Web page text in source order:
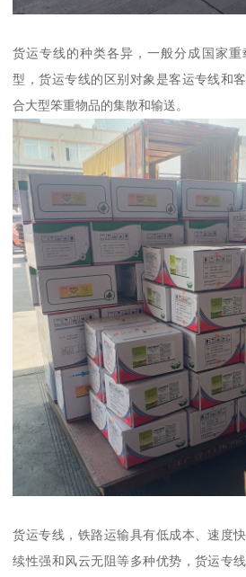
货运专线的种类各异，一般分成国家
型，货运专线的区别对象是客运专线和
合大型笨重物品的集散和输送。
货运专线，铁路运输具有低成本、速度
续性强和风云无阻等多种优势，货运专